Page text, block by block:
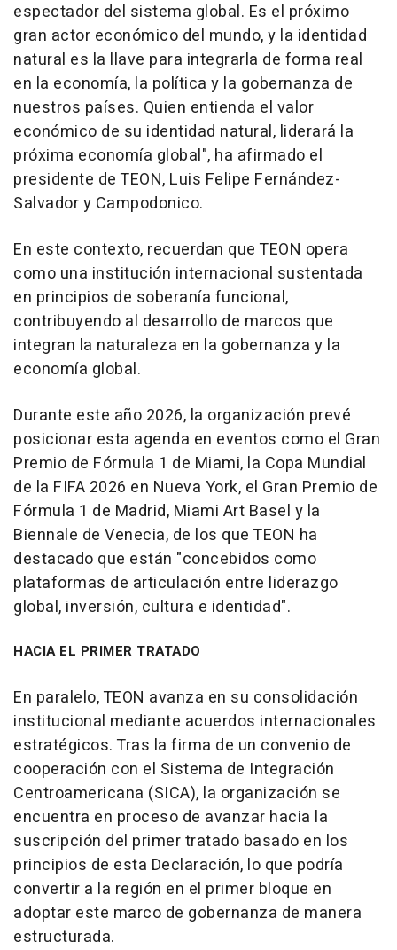
espectador del sistema global. Es el próximo
gran actor económico del mundo, y la identidad
natural es la llave para integrarla de forma real
en la economía, la política y la gobernanza de
nuestros países. Quien entienda el valor
económico de su identidad natural, liderará la
próxima economía global", ha afirmado el
presidente de TEON, Luis Felipe Fernández-
Salvador y Campodonico.
En este contexto, recuerdan que TEON opera
como una institución internacional sustentada
en principios de soberanía funcional,
contribuyendo al desarrollo de marcos que
integran la naturaleza en la gobernanza y la
economía global.
Durante este año 2026, la organización prevé
posicionar esta agenda en eventos como el Gran
Premio de Fórmula 1 de Miami, la Copa Mundial
de la FIFA 2026 en Nueva York, el Gran Premio de
Fórmula 1 de Madrid, Miami Art Basel y la
Biennale de Venecia, de los que TEON ha
destacado que están "concebidos como
plataformas de articulación entre liderazgo
global, inversión, cultura e identidad".
HACIA EL PRIMER TRATADO
En paralelo, TEON avanza en su consolidación
institucional mediante acuerdos internacionales
estratégicos. Tras la firma de un convenio de
cooperación con el Sistema de Integración
Centroamericana (SICA), la organización se
encuentra en proceso de avanzar hacia la
suscripción del primer tratado basado en los
principios de esta Declaración, lo que podría
convertir a la región en el primer bloque en
adoptar este marco de gobernanza de manera
estructurada.